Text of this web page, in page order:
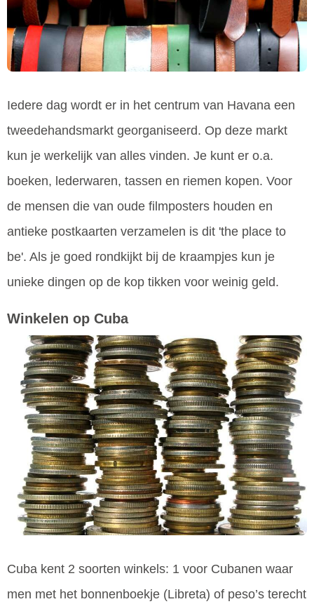
Iedere dag wordt er in het centrum van Havana een
tweedehandsmarkt georganiseerd. Op deze markt
kun je werkelijk van alles vinden. Je kunt er o.a.
boeken, lederwaren, tassen en riemen kopen. Voor
de mensen die van oude filmposters houden en
antieke postkaarten verzamelen is dit 'the place to
be'. Als je goed rondkijkt bij de kraampjes kun je
unieke dingen op de kop tikken voor weinig geld.
Winkelen op Cuba
Cuba kent 2 soorten winkels: 1 voor Cubanen waar
men met het bonnenboekje (Libreta) of peso’s terecht